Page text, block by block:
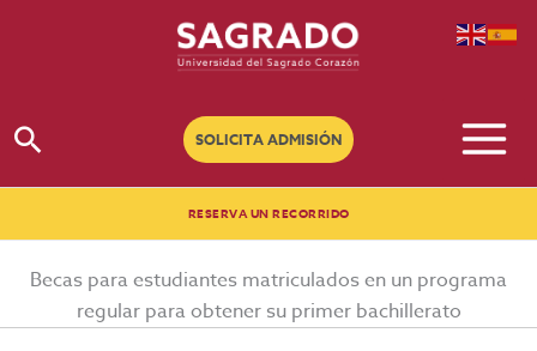
Buscar SOLICITA ADMISIÓN
RESERVA UN RECORRIDO
Becas para estudiantes matriculados en un programa
regular para obtener su primer bachillerato